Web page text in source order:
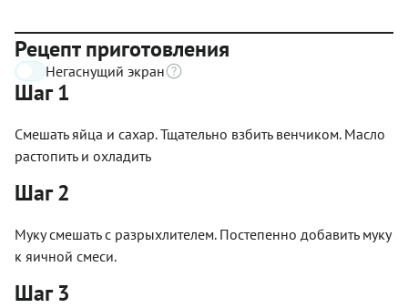
Рецепт приготовления
Негаснущий экран
Шаг 1
Смешать яйца и сахар. Тщательно взбить венчиком. Масло
растопить и охладить
Шаг 2
Муку смешать с разрыхлителем. Постепенно добавить муку
к яичной смеси.
Шаг 3